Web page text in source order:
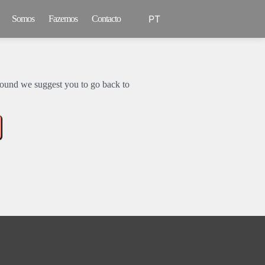
Somos Fazemos Contacto
PT
EN
we suggest you to go back to